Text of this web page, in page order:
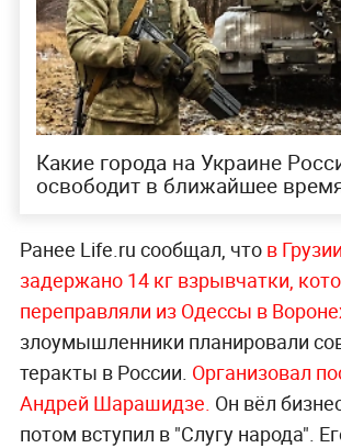
Какие города на Украине
освободит в ближайшее
Ранее Life.ru сообщал, что в
задержано 14 кг взрывчатки,
переправляли из Одессы в
злоумышленники планировали
теракты в России. Организовал
Андрей Шарашидзе. Он вёл
потом вступил в "Слугу народа".